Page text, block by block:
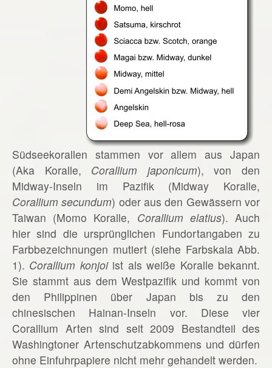
Südseekorallen stammen vor allem aus Japan
(Aka Koralle, Corallium japonicum), von den
Midway-Inseln im Pazifik (Midway Koralle,
Corallium secundum) oder aus den Gewässern vor
Taiwan (Momo Koralle, Corallium elatius). Auch
hier sind die ursprünglichen Fundortangaben zu
Farbbezeichnungen mutiert (siehe Farbskala Abb.
1). Corallium konjoiist als weiße Koralle bekannt.
Sie stammt aus dem Westpazifik und kommt von
den Philippinen über Japan bis zu den
chinesischen Hainan-Inseln vor. Diese vier
Corallium Arten sind seit 2009 Bestandteil des
Washingtoner Artenschutzabkommens und dürfen
ohne Einfuhrpapiere nicht mehr gehandelt werden.